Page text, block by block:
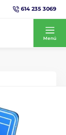
614 235 3069
Menú